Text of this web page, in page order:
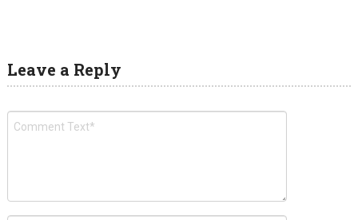
Leave a Reply